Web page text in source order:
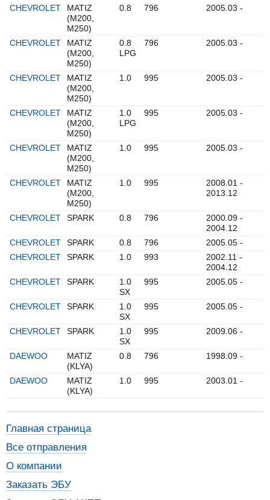
CHEVROLET
MATIZ
(M200,
M250)
0.8 796 2005.03 -
CHEVROLET
MATIZ
(M200,
M250)
0.8
LPG
796 2005.03 -
CHEVROLET
MATIZ
(M200,
M250)
1.0 995 2005.03 -
CHEVROLET
MATIZ
(M200,
M250)
1.0
LPG
995 2005.03 -
CHEVROLET
MATIZ
(M200,
M250)
1.0 995 2005.03 -
CHEVROLET
MATIZ
(M200,
M250)
1.0 995
2008.01 -
2013.12
CHEVROLET SPARK 0.8 796
2000.09 -
2004.12
CHEVROLET
SPARK 0.8 796
2005.05 -
CHEVROLET
SPARK 1.0 993
2002.11 -
2004.12
CHEVROLET
SPARK
1.0
SX
995 2005.05 -
CHEVROLET SPARK
1.0
SX
995 2005.05 -
CHEVROLET SPARK
1.0
SX
995 2009.06 -
DAEWOO
MATIZ
(KLYA)
0.8 796 1998.09 -
DAEWOO
MATIZ
(KLYA)
1.0 995 2003.01 -
Главная страница
Все отправления
О компании
Заказать ЭБУ